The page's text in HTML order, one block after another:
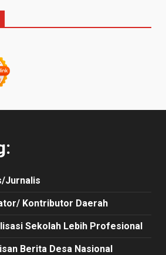
Jurnalis
Kontributor Daerah
Sekolah Lebih Profesional
Berita Desa Nasional